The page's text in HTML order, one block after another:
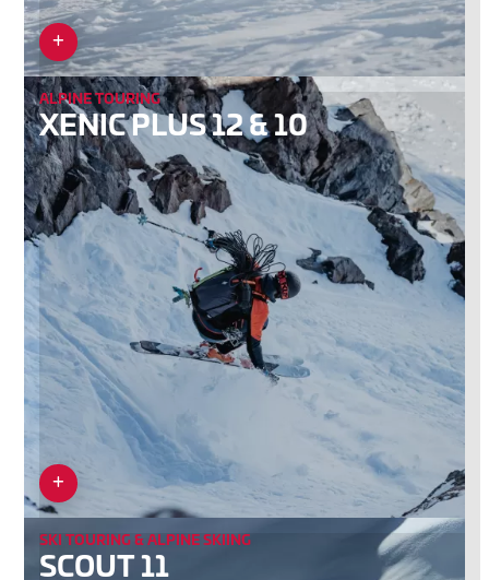
ALPINE TOURING
XENIC PLUS 12 & 10
SKI TOURING & ALPINE SKIING
SCOUT 11